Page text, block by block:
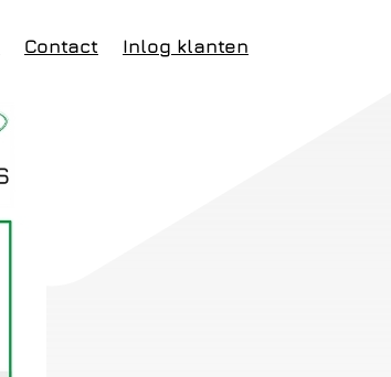
Contact Inlog klanten